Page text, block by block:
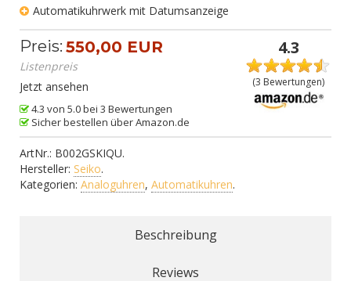
Automatikuhrwerk mit Datumsanzeige
Preis: 550,00 EUR
Listenpreis
Jetzt ansehen
4.3 von 5.0 bei 3 Bewertungen
Sicher bestellen über Amazon.de
4.3
(3 Bewertungen)
ArtNr.: B002GSKIQU.
Hersteller: Seiko.
Kategorien: Analoguhren, Automatikuhren.
Beschreibung
Reviews